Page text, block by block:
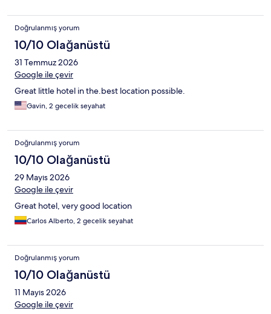
Doğrulanmış yorum
10/10 Olağanüstü
31 Temmuz 2026
Google ile çevir
Great little hotel in the.best location possible.
Gavin, 2 gecelik seyahat
Doğrulanmış yorum
10/10 Olağanüstü
29 Mayıs 2026
Google ile çevir
Great hotel, very good location
Carlos Alberto, 2 gecelik seyahat
Doğrulanmış yorum
10/10 Olağanüstü
11 Mayıs 2026
Google ile çevir